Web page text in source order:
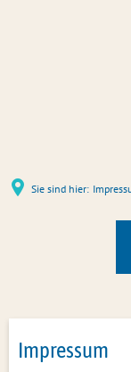
Sie sind hier:
Impressum